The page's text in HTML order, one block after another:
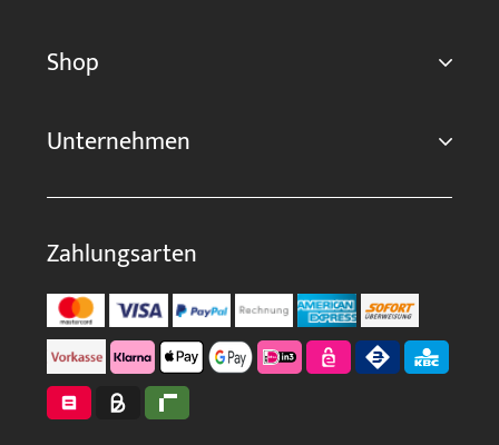
Shop
Unternehmen
Zahlungsarten